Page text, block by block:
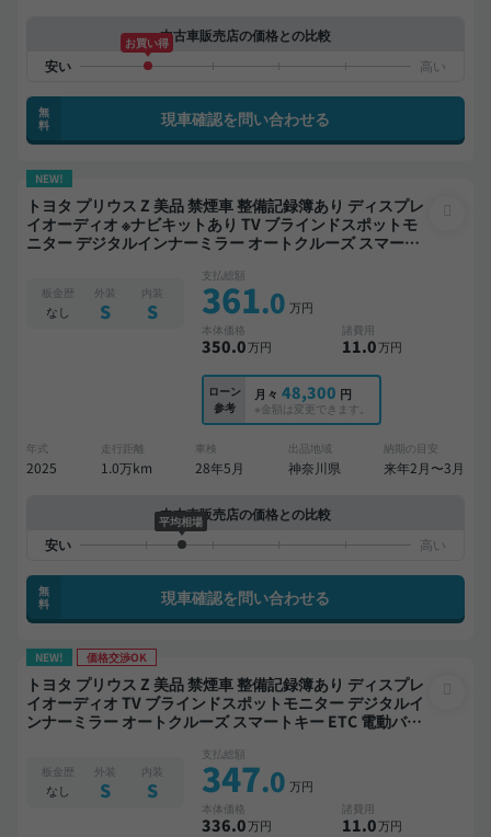
中古車販売店の価格との比較
お買い得
無
料
現車確認を問い合わせる
NEW!
トヨタ プリウス Z 美品 禁煙車 整備記録簿あり ディスプレ
イオーディオ ※ナビキットあり TV ブラインドスポットモ
ニター デジタルインナーミラー オートクルーズ スマート
板金歴
なし
外装
S
内装
S
支払総額
361.0 万円
本体価格
350.0万円
諸費用
11.0万円
ローン
参考
月々 48,300 円
※金額は変更できます。
年式
2025
走行距離
1.0万km
車検
28年5月
出品地域
神奈川県
納期の目安
来年2月〜3月
中古車販売店の価格との比較
平均相場
無
料
現車確認を問い合わせる
NEW! 価格交渉OK
トヨタ プリウス Z 美品 禁煙車 整備記録簿あり ディスプレ
イオーディオ TV ブラインドスポットモニター デジタルイ
ンナーミラー オートクルーズ スマートキー ETC 電動バッ
板金歴
なし
外装
S
内装
S
支払総額
347.0 万円
本体価格
336.0万円
諸費用
11.0万円